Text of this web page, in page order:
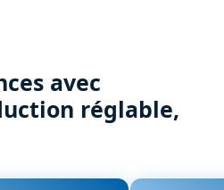
avec
réglable,